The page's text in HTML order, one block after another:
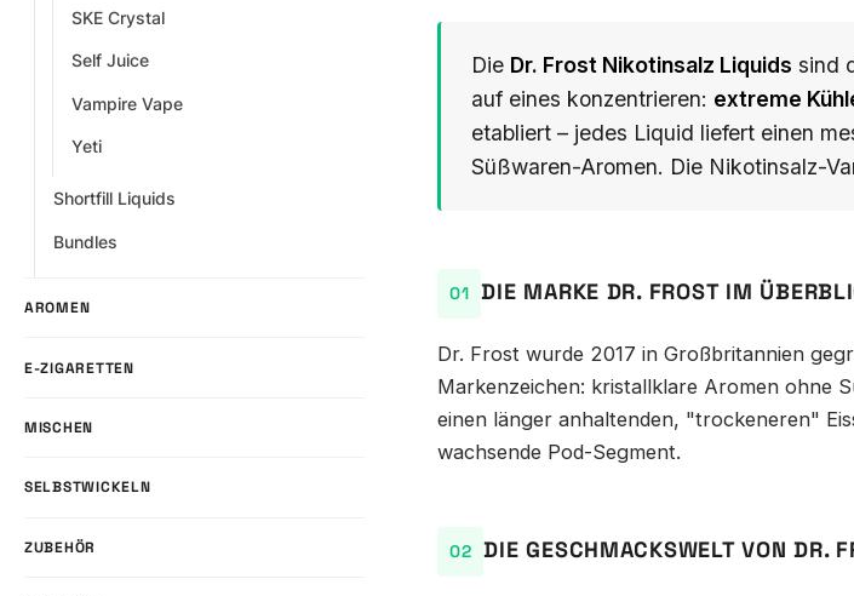
SKE Crystal
Self Juice
Vampire Vape
Yeti
Shortfill Liquids
Bundles
AROMEN
E-ZIGARETTEN
MISCHEN
SELBSTWICKELN
ZUBEHÖR
Die Dr. Frost Nikotinsalz Liquids sind
auf eines konzentrieren: extreme
etabliert – jedes Liquid liefert einen
Süßwaren-Aromen. Die Nikotinsalz-
DIE MARKE DR. FROST IM
Dr. Frost wurde 2017 in Großbritannien
Markenzeichen: kristallklare Aromen ohne
einen länger anhaltenden, "trockeneren"
wachsende Pod-Segment.
DIE GESCHMACKSWELT VON DR.